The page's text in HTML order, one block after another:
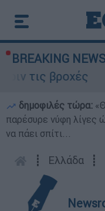
BREAKING
βροχές
δημοφιλές τώρα:
παρέσυρε νύφη λίγες
να πάει σπίτι...
┋ Ελλάδα ┋